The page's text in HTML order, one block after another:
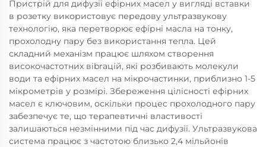
Пристрій для дифузії ефірних масел у вигляді вставки
в розетку використовує передову ультразвукову
технологію, яка перетворює ефірні масла на тонку,
прохолодну пару без використання тепла. Цей
складний механізм працює шляхом створення
високочастотних вibrацій, які розбивають молекули
води та ефірних масел на мікрочастинки, приблизно 1-5
мікрометрів у розмірі. Збереження цілісності ефірних
масел є ключовим, оскільки процес прохолодного пару
забезпечує те, що терапевтичні властивості
залишаються незмінними під час дифузії. Ультразвукова
система працює з частотою близько 2,4 мільйонів